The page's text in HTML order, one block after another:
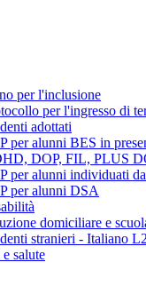
per l'inclusione
per l'ingresso di
adottati
per alunni BES in
DOP, FIL, PLUS
per alunni individuati
per alunni DSA
domiciliare e
stranieri - Italiano L2
salute